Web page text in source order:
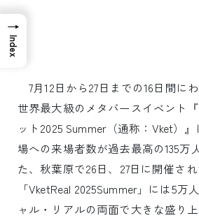
7月12日から27日までの16日間に
世界最大級のメタバースイベント
ット2025 Summer（通称：Vket）
場への来場者数が過去最高の135万
た、秋葉原で26日、27日に開催さ
「VketReal 2025Summer」には5万
ャル・リアルの両面で大きな盛り上
→
Index